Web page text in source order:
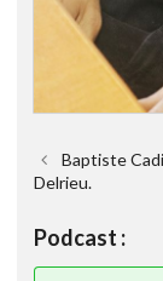
Baptiste
Delrieu.
Podcast :